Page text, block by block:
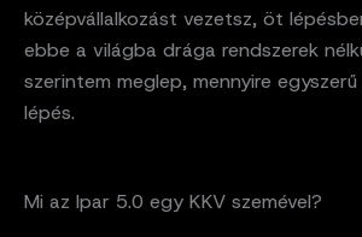
középvállalkozást vezetsz, öt
ebbe a világba drága rendszerek
szerintem meglep, mennyire
lépés.
Mi az Ipar 5.0 egy KKV szemével?